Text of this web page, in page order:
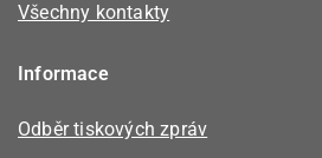
Všechny kontakty
Informace
Odběr tiskových zpráv